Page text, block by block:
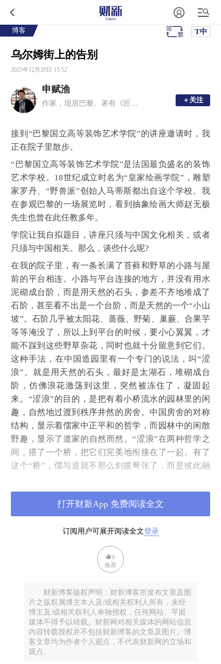
博客 T中
乌尔姆街上的告别
2025年12月20日 15:52
申赋渔
作家，现居巴黎。著有《匠人》《半夏河》《一个一个人》《诸神的踪迹》《君子的春秋》等十余部作品。 ＋关注
＋关注
接到“巴黎国立高等装饰艺术学院”的讲座邀请时，我
正在院子里散步。
“巴黎国立高等装饰艺术学院”是法国最负盛名的装饰
艺术学校。18世纪成立时名为“皇家绘画学院”，雕塑
家罗丹、“野兽派”创始人马蒂斯都出自这个学校。我
在参观巴黎的一场展览时，看到抽象绘画大师赵无极
先生也曾在此任教多年。
学院让我自拟题目，讲座只须与中国文化相关，或者
只须与中国相关。那么，谈些什么呢?
在我的院子里，有一条长满了苔藓和野草的小路与屋
前的平台相连。小路与平台连接的地方，并没有用水
泥砌成台阶，而是用天然的石头，参差不齐地堆成了
石阶，甚至看不出是一个台阶，而是天然的一个“小山
坡”。石阶几乎被太阳花、蔷薇、野菊、巢蕨、合果芋
等等淹没了，所以上到平台的时候，要小心翼翼，才
能不踩到这些野草杂花，同时也就十分留意到它们。
这种手法，在中国造园里有一个专门的说法，叫“涩
浪”。就是用天然的石头，最好是太湖石，堆砌成台
阶，仿佛浪花激荡到这里，突然被冻住了，凝固起
来。“涩浪”的目的，是把有着小桥流水的园林里的闲
趣，自然地过渡到秩序井然的房舍。中国房舍的对称
结构，显示着儒家中正平和的哲学，而园林中的闲散
野趣，显示了道家的自然而然。“涩浪”在两种哲学之
间，搭了一个桥，把它们完美地衔接在了一起。有了
这个“桥”，儒与道就不那么剑拔弩张了，而是彼此融
讲座的题目：“庄子之美”。在巴黎我曾经做过几次专
门谈庄子的讲座，法国人很欣喜。我想，中国的庄子
对于这个学院里学习绘画和装饰艺术的学生们来说，
应该是非常有意义的。
学院在乌尔姆街31号（31 Rue d’Ulm），离先贤祠很
近，站在学院门口，就能看到先贤祠的“科林斯柱
对于所有的讲座，我都要提前到达。如果不提前半小
时以上，我就坐立不安，我害怕让别人等我，特别是
许多人在等。艺术学院在著名的“巴黎高等师范”隔
壁。它们现在都属于法国最顶尖的大学——巴黎文理
大学。出于对柏格森、萨特、雷蒙.阿隆、福柯这些哲
学家的尊重，我想趁这早到的半小时，到巴黎高师里
订阅用户可展开阅读全文登录
打开财新App 免费阅读全文
0
推荐
财新博客版权声明：财新博客所发布文章及图
片之版权属博主本人及/或相关权利人所有，未经
博主及/或相关权利人单独授权，任何网站、平面
媒体不得予以转载。财新网对相关媒体的网站信息
内容转载授权并不包括财新博客的文章及图片。博
客文章均为作者个人观点，不代表财新网的立场和
观点。